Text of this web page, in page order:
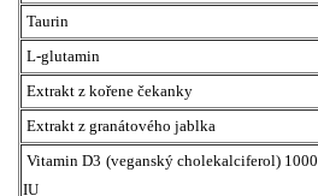
Taurin
L-glutamin
Extrakt z kořene čekanky
Extrakt z granátového jablka
Vitamin D3 (veganský cholekalciferol) 1000
IU